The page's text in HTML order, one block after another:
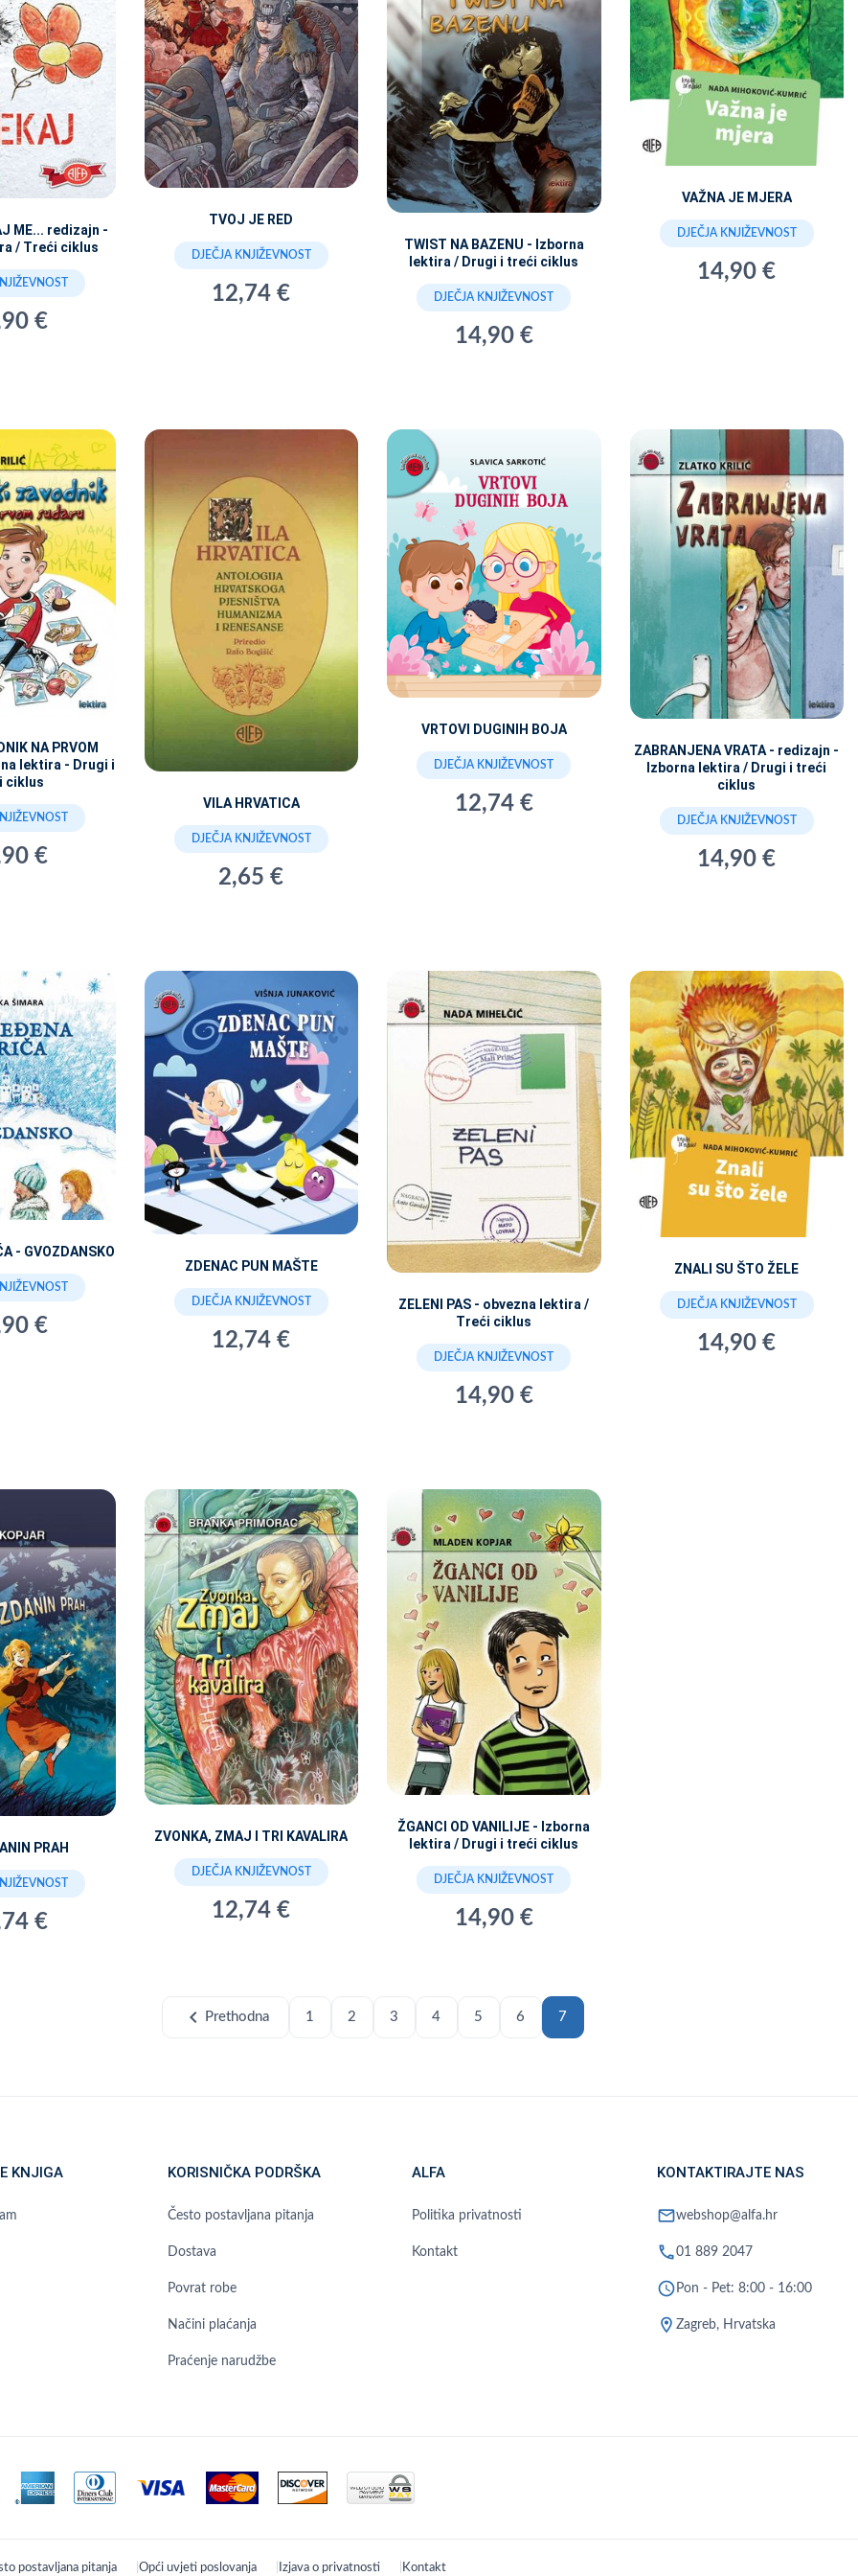
ME... redizajn -
/ Treći ciklus
€
TVOJ JE RED
DJEČJA KNJIŽEVNOST
12,74 €
TWIST NA BAZENU - Izborna
lektira / Drugi i treći ciklus
DJEČJA KNJIŽEVNOST
14,90 €
VAŽNA JE MJERA
DJEČJA KNJIŽEVNOST
14,90 €
NA PRVOM
lektira - Drugi i
ciklus
€
VILA HRVATICA
DJEČJA KNJIŽEVNOST
2,65 €
VRTOVI DUGINIH BOJA
DJEČJA KNJIŽEVNOST
12,74 €
ZABRANJENA VRATA - redizajn -
Izborna lektira / Drugi i treći
ciklus
DJEČJA KNJIŽEVNOST
14,90 €
- GVOZDANSKO
€
ZDENAC PUN MAŠTE
DJEČJA KNJIŽEVNOST
12,74 €
ZELENI PAS - obvezna lektira /
Treći ciklus
DJEČJA KNJIŽEVNOST
14,90 €
ZNALI SU ŠTO ŽELE
DJEČJA KNJIŽEVNOST
14,90 €
PRAH
€
ZVONKA, ZMAJ I TRI KAVALIRA
DJEČJA KNJIŽEVNOST
12,74 €
ŽGANCI OD VANILIJE - Izborna
lektira / Drugi i treći ciklus
DJEČJA KNJIŽEVNOST
14,90 €
chevron_left Prethodna 1 2 3 4 5 6 7
KNJIGA KORISNIČKA PODRŠKA
Često postavljana pitanja
Dostava
Povrat robe
Načini plaćanja
Praćenje narudžbe
ALFA
Politika privatnosti
Kontakt
KONTAKTIRAJTE NAS
mailwebshop@alfa.hr
phone01 889 2047
schedule Pon - Pet: 8:00 - 16:00
location_on Zagreb, Hrvatska
postavljana pitanja Opći uvjeti poslovanja Izjava o privatnosti Kontakt